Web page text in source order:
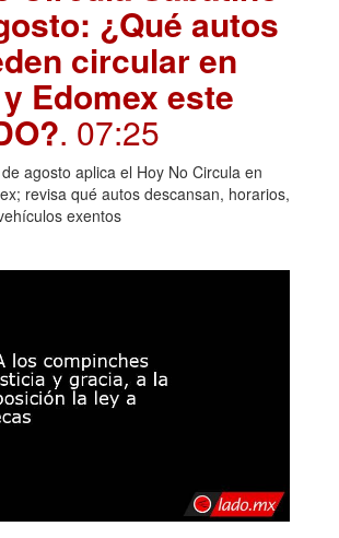
¿Qué autos
circular en
Edomex este
. 07:25
agosto aplica el Hoy No Circula en
revisa qué autos descansan, horarios,
exentos